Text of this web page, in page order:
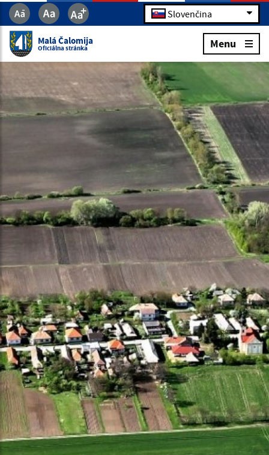
Slovenčina
Malá Čalomija
Oficiálna stránka Menu